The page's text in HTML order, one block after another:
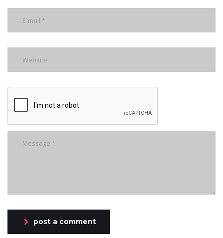
post a comment